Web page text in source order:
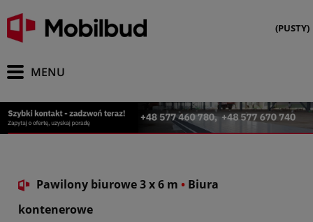
(PUSTY)
Pawilony biurowe 3 x 6 m • Biura
kontenerowe